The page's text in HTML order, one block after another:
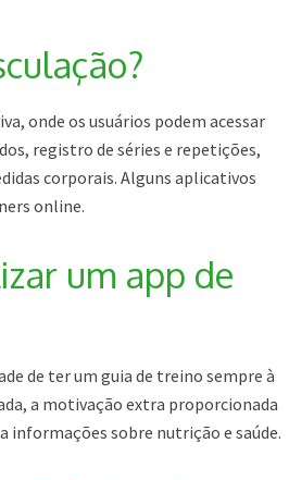
onde os usuários podem acessar
registro de séries e repetições,
corporais. Alguns aplicativos
online.
um app de
de ter um guia de treino sempre à
a motivação extra proporcionada
informações sobre nutrição e saúde.